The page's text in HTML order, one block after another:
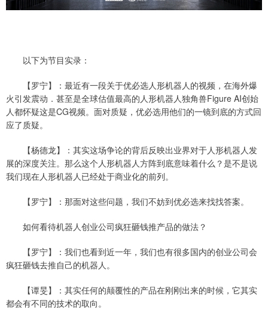
以下为节目实录：
【罗宁】：最近有一段关于优必选人形机器人的视频，在海外爆
火引发震动．甚至是全球估值最高的人形机器人独角兽Figure AI创始
人都怀疑这是CG视频。面对质疑，优必选用他们的一镜到底的方式回
应了质疑。
【杨德龙】：其实这场争论的背后反映出业界对于人形机器人发
展的深度关注。那么这个人形机器人方阵到底意味着什么？是不是说
我们现在人形机器人已经处于商业化的前列。
【罗宁】：那面对这些问题，我们不妨到优必选来找找答案。
如何看待机器人创业公司疯狂砸钱推产品的做法？
【罗宁】：我们也看到近一年，我们也有很多国内的创业公司会
疯狂砸钱去推自己的机器人。
【谭旻】：其实任何的颠覆性的产品在刚刚出来的时候，它其实
都会有不同的技术的取向。